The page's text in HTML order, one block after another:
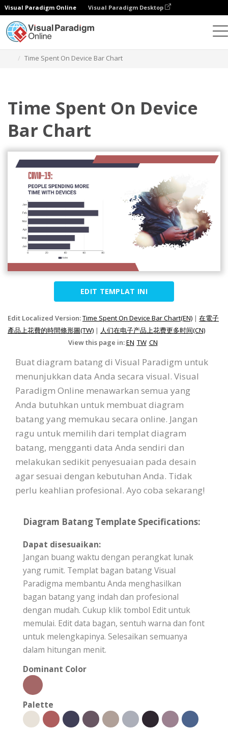
Visual Paradigm Online Visual Paradigm Desktop
Time Spent On Device Bar Chart
Time Spent On Device
Bar Chart
EDIT TEMPLAT INI
Edit Localized Version:Time Spent On Device Bar Chart(EN) | 在電子
產品上花費的時間條形圖(TW) | 人们在电子产品上花费更多时间(CN)
View this page in:EN TW CN
Buat diagram batang di Visual Paradigm untuk
menunjukkan data Anda secara visual. Visual
Paradigm Online menawarkan semua yang
Anda butuhkan untuk membuat diagram
batang yang memukau secara online. Jangan
ragu untuk memilih dari templat diagram
batang, mengganti data Anda sendiri dan
melakukan sedikit penyesuaian pada desain
agar sesuai dengan kebutuhan Anda. Tidak
perlu keahlian profesional. Ayo coba sekarang!
Diagram Batang Template Specifications:
Dapat disesuaikan:
Jangan buang waktu dengan perangkat lunak
yang rumit. Templat bagan batang Visual
Paradigma membantu Anda menghasilkan
bagan batang yang indah dan profesional
dengan mudah. Cukup klik tombol Edit untuk
memulai. Edit data bagan, sentuh warna dan font
untuk melengkapinya. Selesaikan semuanya
dalam hitungan menit.
Dominant Color
Palette